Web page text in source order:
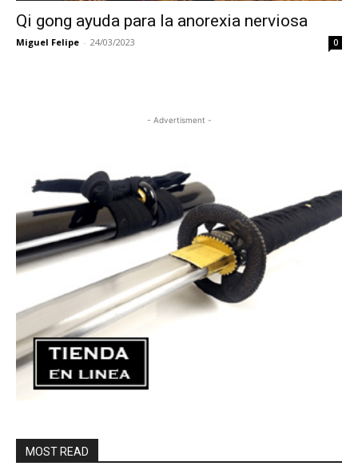
Qi gong ayuda para la anorexia nerviosa
Miguel Felipe - 24/03/2023 0
- Advertisment -
MOST READ